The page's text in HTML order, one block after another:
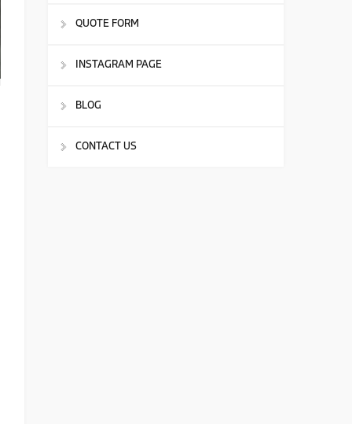
QUOTE FORM
INSTAGRAM PAGE
BLOG
CONTACT US